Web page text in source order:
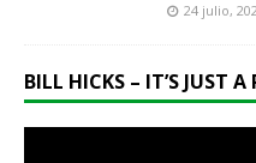
24 julio,
BILL HICKS – IT’S JUST A